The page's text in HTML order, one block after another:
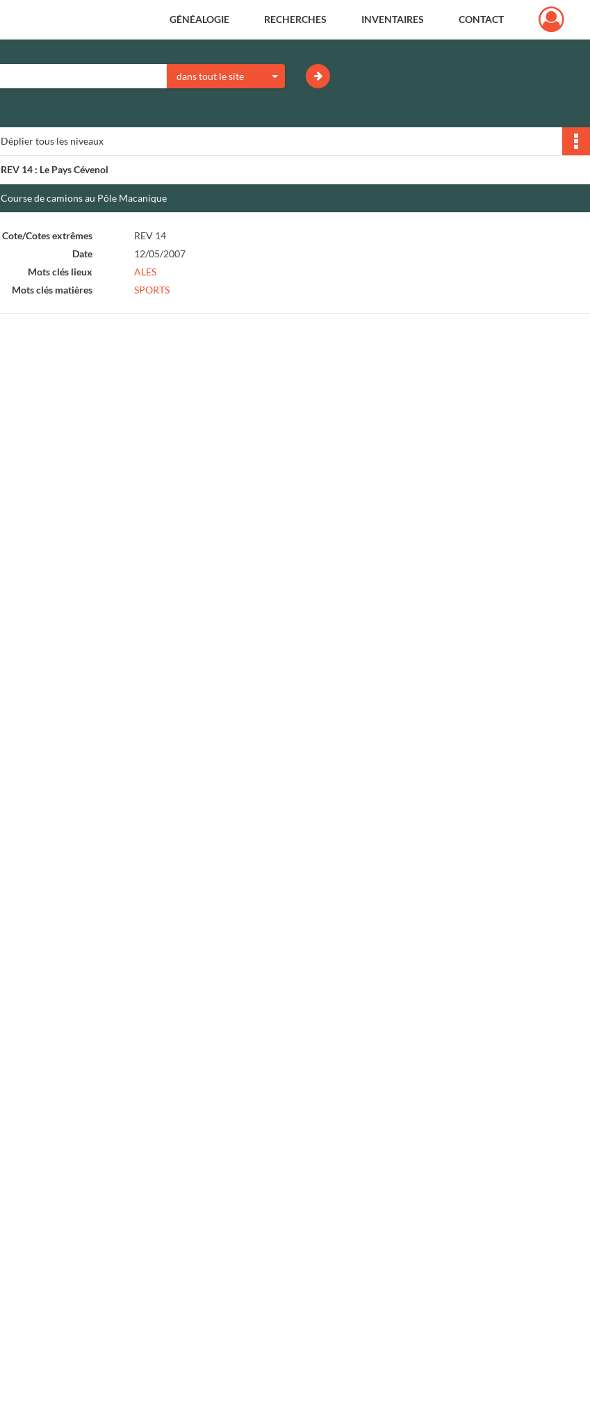
GÉNÉALOGIE RECHERCHES INVENTAIRES CONTACT
dans tout le site
Dépliertous les niveaux
REV 14 : Le Pays Cévenol
Course de camions au Pôle Macanique
Cote/Cotes extrêmes
REV 14
Date
12/05/2007
Mots clés lieux
ALES
Mots clés matières
SPORTS